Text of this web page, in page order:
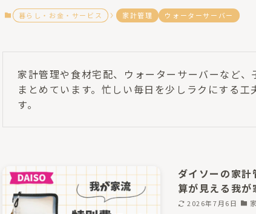
暮らし・お金・サービス 家計管理 ウォーターサーバー
家計管理や食材宅配、ウォーターサーバーなど
まとめています。忙しい毎日を少しラクにする
す。
ダイソーの家
算が見える我が
2026年7月6日